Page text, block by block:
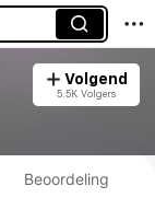
Volgend
5.5K Volgers
Beoordeling